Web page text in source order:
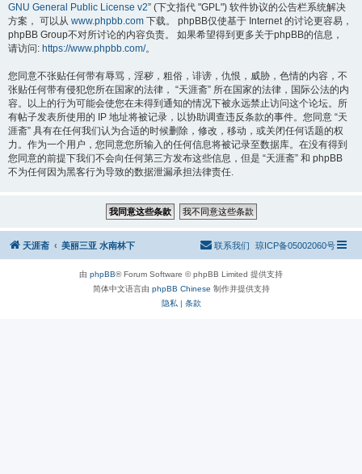
GNU General Public License v2” (下文指代 "GPL") 软件协议的公告栏系统解决
方案， 可以从 www.phpbb.com 下载。 phpBB仅使基于 Internet 的讨论更容易，
phpBB Group不对所讨论的内容负责。 如果希望得到更多关于phpBB的信息，
请访问: https://www.phpbb.com/。
您同意不张贴任何带有辱骂，淫秽，粗俗，诽谤，仇恨，威胁，色情的内容，不
张贴任何带有侵犯您所在国家的法律， “天涯斋” 所在国家的法律，国际公法的内
容。以上的行为可能会使您在未得到通知的情况下被永远禁止访问这个论坛。所
有帖子发表所使用的 IP 地址将被记录，以协助调查违反条款的事件。您同意 “天
涯斋” 具有在任何我们认为合适的时候删除，修改，移动，或关闭任何话题的权
力。作为一个用户，您同意您所输入的任何信息将被记录至数据库。在没有得到
您同意的前提下我们不会向任何第三方发布这些信息，但是 “天涯斋” 和 phpBB
不为任何因为黑客行为导致的数据泄漏承担法律责任.
天涯斋 美丽三亚 水南林下 琼ICP备05002060号
联系我们
由 phpBB® Forum Software © phpBB Limited 提供支持
简体中文语言由 phpBB Chinese 制作并提供支持
隐私 | 条款